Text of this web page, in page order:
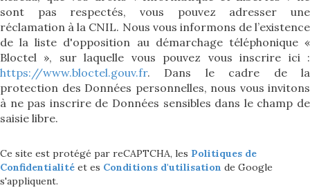
sont pas respectés, vous pouvez adresser une
réclamation à la CNIL. Nous vous informons de l’existence
de la liste d'opposition au démarchage téléphonique «
Bloctel », sur laquelle vous pouvez vous inscrire ici :
https://www.bloctel.gouv.fr. Dans le cadre de la
protection des Données personnelles, nous vous invitons
à ne pas inscrire de Données sensibles dans le champ de
saisie libre.
Ce site est protégé par reCAPTCHA, les Politiques de
Confidentialité et es Conditions d'utilisation de Google
s'appliquent.